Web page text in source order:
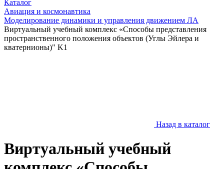
Каталог
Авиация и космонавтика
Моделирование динамики и управления движением ЛА
Виртуальный учебный комплекс «Способы представления
пространственного положения объектов (Углы Эйлера и
кватернионы)" K1
Назад в каталог
Виртуальный учебный